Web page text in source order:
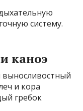
систему.
каноэ
и кора
гребок